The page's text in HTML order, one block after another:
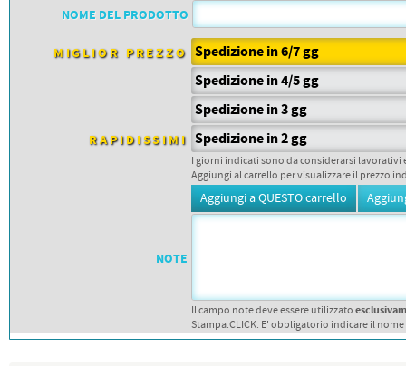
DORSALI TARGHE
PETTORALI CON NOME ATLETA
NOME DEL PRODOTTO
MIGLIOR PREZZO Spedizione in 6/7 gg
Spedizione in 4/5 gg
Spedizione in 3 gg
RAPIDISSIMI Spedizione in 2 gg
I giorni indicati sono da considerarsi
Aggiungi al carrello per visualizzare il prezzo
NOTE
Il campo note deve essere utilizzato
Stampa.CLICK. E' obbligatorio indicare il